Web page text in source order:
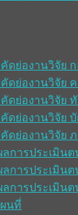
ดย่องานวิจัย
ดย่องานวิจัย
ดย่องานวิจัย
ดย่องานวิจัย
ดย่องานวิจัย
ลการประเมิน
ลการประเมิน
ลการประเมิน
นที่